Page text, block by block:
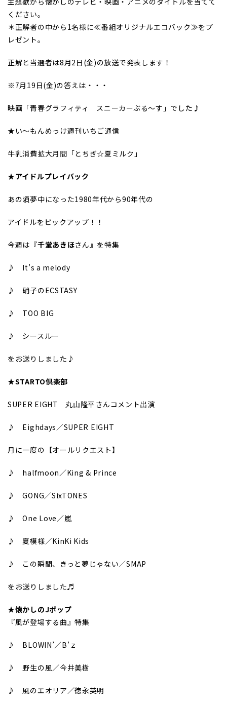
ください。
＊正解者の中から1名様に≪番組オリジナルエコバック≫をプ
レゼント。
正解と当選者は8月2日(金)の放送で発表します！
※7月19日(金)の答えは・・・
映画「青春グラフィティ スニーカーぶる～す」でした♪
★い～もんめっけ週刊いちご通信
牛乳消費拡大月間「とちぎ☆夏ミルク」
★アイドルプレイバック
あの頃夢中になった1980年代から90年代の
アイドルをピックアップ！！
今週は 『千堂あきほさん 』 を特集
♪ It’s a melody
♪ 硝子のECSTASY
♪ TOO BIG
♪ シースルー
をお送りしました♪
★STARTO倶楽部
SUPER EIGHT 丸山隆平さんコメント出演
♪ Eighdays／SUPER EIGHT
月に一度の【オールリクエスト】
♪ halfmoon／King & Prince
♪ GONG／SixTONES
♪ One Love／嵐
♪ 夏模様／KinKi Kids
♪ この瞬間、きっと夢じゃない／SMAP
をお送りしました♬
★懐かしのJポップ
『風が登場する曲』特集
♪ BLOWIN’／B’ｚ
♪ 野生の風／今井美樹
♪ 風のエオリア／徳永英明